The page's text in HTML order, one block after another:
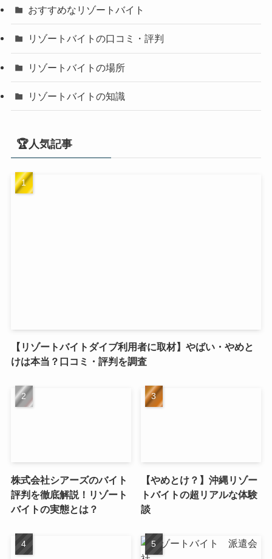
おすすめなリゾートバイト
リゾートバイトの口コミ・評判
リゾートバイトの場所
リゾートバイトの知識
🏆人気記事
【リゾートバイトダイブ利用者に取材】やばい・やめと
けは本当？口コミ・評判を調査
株式会社シアーズのバイト
評判を徹底解説！リゾート
バイトの実態とは？
【やめとけ？】沖縄リゾー
トバイトの超リアルな体験
談